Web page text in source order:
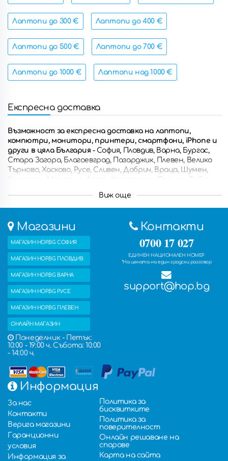
Лаптопи до 300 € Лаптопи до 400 €
Лаптопи до 500 € Лаптопи до 700 €
Лаптопи до 1000 € Лаптопи над 1000 €
Експресна доставка
Възможност за експресна доставка на лаптопи,
компютри, монитори, принтери, смартфони, iPhone и
други в цяла България - София, Пловдив, Варна, Бургас,
Стара Загора, Благоевград, Пазарджик, Плевен, Велико
Търново, Хасково, Русе, Сливен, Добрич, Враца, Шумен,
Кърджали, Монтана, Ловеч, Кюстендил, Перник, Ямбол,
Троян, Ботевград, Ямбол, Свищов, Дупница, Горна
Оряховица, Казанлък, Асеновград, Кюстендил, Петрич,
други.Също така можете да получите поръчаните
продукти с безплатна доставка в някой от петте ни
магазина.
Виж още
Магазини
МАГАЗИН HOP.BG СОФИЯ
МАГАЗИН HOP.BG ПЛОВДИВ
МАГАЗИН HOP.BG ВАРНА
МАГАЗИН HOP.BG РУСЕ
МАГАЗИН HOP.BG ПЛЕВЕН
ОНЛАЙН МАГАЗИН
Понеделник - Петък:
10:00 - 19:00 ч. Събота: 10:00
- 14:00 ч.
Контакти
0700 17 027
ЕДИНЕН НАЦИОНАЛЕН НОМЕР
*На цената на един градски разговор
support@hop.bg
Информация
За нас
Контакти
Верига магазини
Гаранционни
условия
Информация за
Политика за
бисквитките
Политика за
поверителност
Онлайн решаване на
спорове
Карта на сайта